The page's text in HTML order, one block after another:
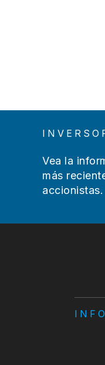
Vea la
más
accionistas.